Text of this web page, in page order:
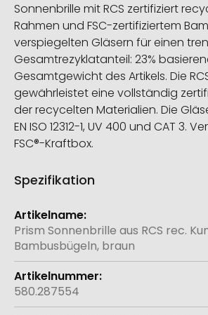
Sonnenbrille mit RCS zertifiziert
Rahmen und FSC-zertifiziertem
verspiegelten Gläsern für einen
Gesamtrezyklatanteil: 23%
Gesamtgewicht des Artikels. Die
gewährleistet eine vollständig
der recycelten Materialien. Die
EN ISO 12312-1, UV 400 und CAT 3.
FSC®-Kraftbox.
Spezifikation
Weitere
Informationen
Prism Sonnenbrille aus RCS rec.
Bambusbügeln, braun
580.287554